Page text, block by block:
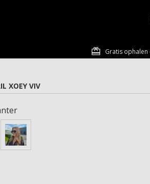
Gratis ophalen
XOEY VIV